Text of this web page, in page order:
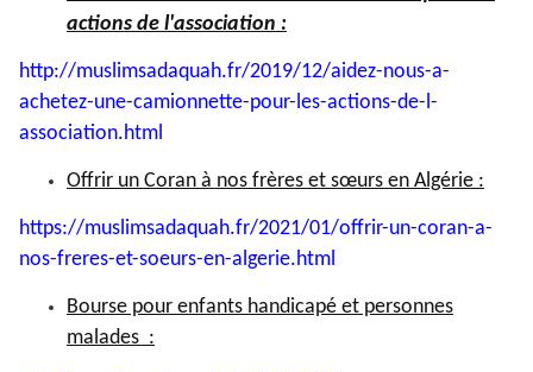
actions de l'association :
http://muslimsadaquah.fr/2019/12/aidez-nous-a-
achetez-une-camionnette-pour-les-actions-de-l-
association.html
Offrir un Coran à nos frères et sœurs en Algérie :
https://muslimsadaquah.fr/2021/01/offrir-un-coran-a-
nos-freres-et-soeurs-en-algerie.html
Bourse pour enfants handicapé et personnes
malades :